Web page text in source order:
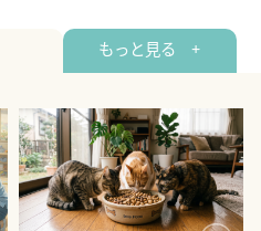
もっと見る +